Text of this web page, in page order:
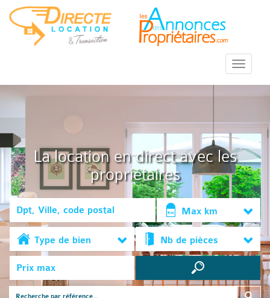
::Menu::
La location en direct avec les
propriétaires
Max km
Type de bien Nb de pièces